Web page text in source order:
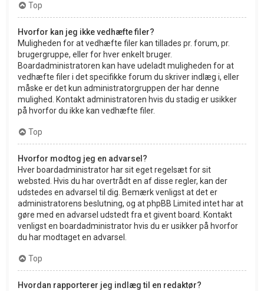
Top
Hvorfor kan jeg ikke vedhæfte filer?
Muligheden for at vedhæfte filer kan tillades pr. forum, pr.
brugergruppe, eller for hver enkelt bruger.
Boardadministratoren kan have udeladt muligheden for at
vedhæfte filer i det specifikke forum du skriver indlæg i, eller
måske er det kun administratorgruppen der har denne
mulighed. Kontakt administratoren hvis du stadig er usikker
på hvorfor du ikke kan vedhæfte filer.
Top
Hvorfor modtog jeg en advarsel?
Hver boardadministrator har sit eget regelsæt for sit
websted. Hvis du har overtrådt en af disse regler, kan der
udstedes en advarsel til dig. Bemærk venligst at det er
administratorens beslutning, og at phpBB Limited intet har at
gøre med en advarsel udstedt fra et givent board. Kontakt
venligst en boardadministrator hvis du er usikker på hvorfor
du har modtaget en advarsel.
Top
Hvordan rapporterer jeg indlæg til en redaktør?